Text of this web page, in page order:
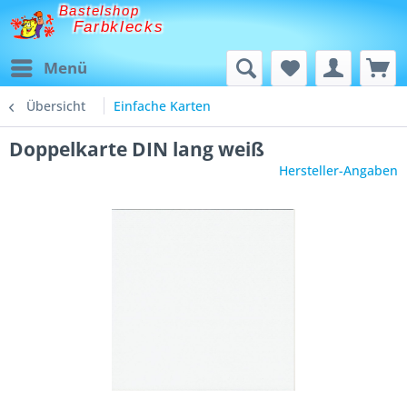
Bastelshop
Farbklecks
Menü
Übersicht Einfache Karten
Doppelkarte DIN lang weiß
Hersteller-Angaben